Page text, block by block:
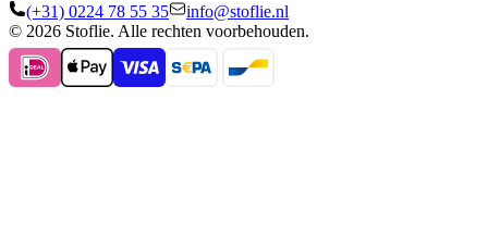
(+31) 0224 78 55 35
info@stoflie.nl
© 2026 Stoflie. Alle rechten voorbehouden.